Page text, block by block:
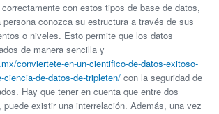
con estos tipos de base de datos,
conozca su estructura a través de sus
o niveles. Esto permite que los datos
de manera sencilla y
conviertete-en-un-cientifico-de-datos-exitoso-
ciencia-de-datos-de-tripleten/ con la seguridad de
Hay que tener en cuenta que entre dos
existir una interrelación. Además, una vez